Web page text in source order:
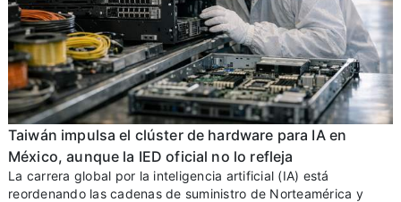
Taiwán impulsa el clúster de hardware para IA en
México, aunque la IED oficial no lo refleja
La carrera global por la inteligencia artificial (IA) está
reordenando las cadenas de suministro de Norteamérica y